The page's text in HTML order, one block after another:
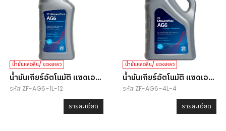
น้ำมันหล่อลื่น/ ของเหลว
น้ำมันเกียร์อัตโนมัติ แซดเอฟ
ไลฟ์การ์ด AG6
รหัส ZF-AG6-1L-12
รายละเอียด
น้ำมันหล่อลื่น/ ของเหลว
น้ำมันเกียร์อัตโนมัติ แซดเอฟ
ไลฟ์การ์ด AG6
รหัส ZF-AG6-4L-4
รายละเอียด